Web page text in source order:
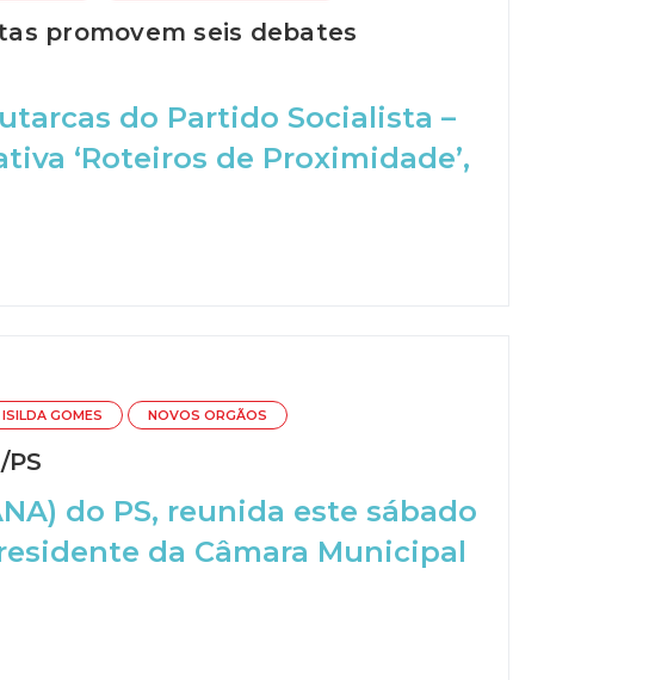
promovem seis debates
do Partido Socialista –
‘Roteiros de Proximidade’,
ISILDA GOMES NOVOS ORGÃOS
do PS, reunida este sábado
da Câmara Municipal